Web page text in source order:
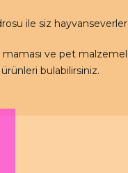
ile siz
ve pet
bulabilirsiniz.